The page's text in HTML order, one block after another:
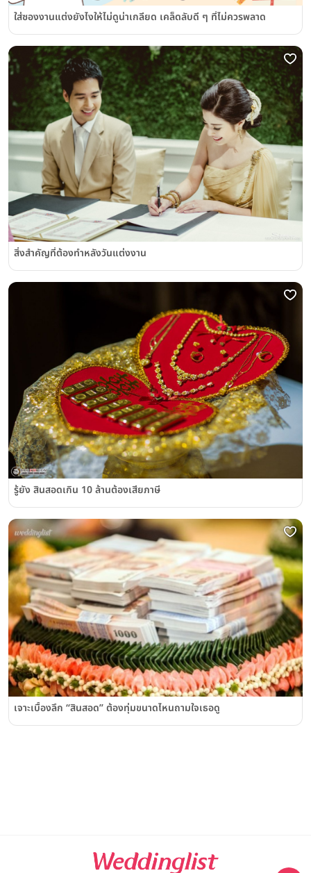
ใส่ซองงานแต่งยังไงให้ไม่ดูน่าเกลียด เคล็ดลับดี ๆ ที่ไม่ควรพลาด
สิ่งสำคัญที่ต้องทำหลังวันแต่งงาน
รู้ยัง สินสอดเกิน 10 ล้านต้องเสียภาษี
เจาะเบื้องลึก “สินสอด” ต้องทุ่มขนาดไหนถามใจเธอดู